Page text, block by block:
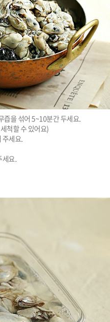
즙을 섞어 5~10분간 두세요.
척할 수 있어요)
주세요.